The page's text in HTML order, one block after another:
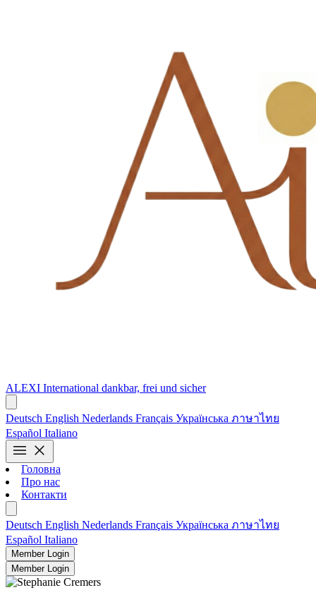
ALEXI International dankbar, frei und sicher
Deutsch English Nederlands Français Українська ภาษาไทย
Español Italiano
menu close
Головна
Про нас
Контакти
Deutsch English Nederlands Français Українська ภาษาไทย
Español Italiano
Member Login
Member Login